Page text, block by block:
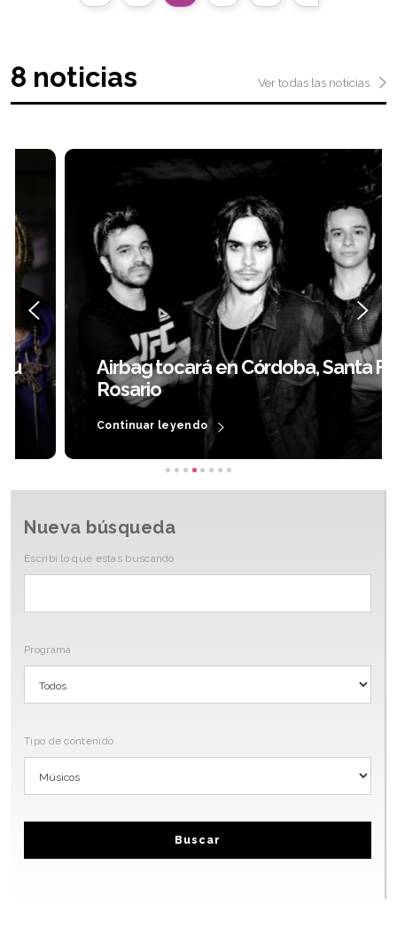
8 noticias Ver todas las noticias
Airbag tocará en Córdoba, Santa Fe y
Rosario
Continuar leyendo
Nueva búsqueda
Escribi lo que estas buscando
Programa
Tipo de contenido
Buscar